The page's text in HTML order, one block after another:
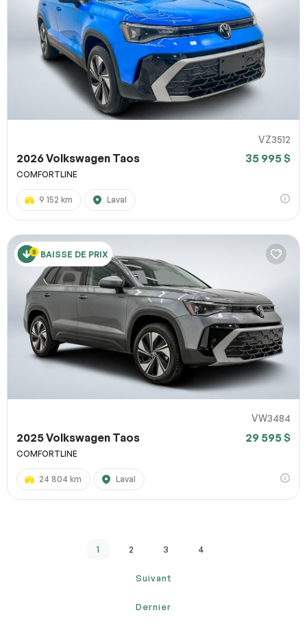
VZ3512
2026 Volkswagen Taos 35 995 $
COMFORTLINE
9 152 km Laval
BAISSE DE PRIX
VW3484
2025 Volkswagen Taos 29 595 $
COMFORTLINE
24 804 km Laval
1 2 3 4
Suivant
Dernier